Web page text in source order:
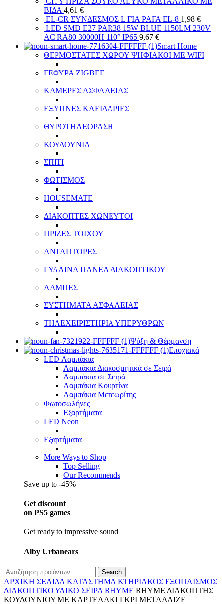
ΒΙΔΑ 4,61 €
EL-CR ΣΥΝΔΕΣΜΟΣ L ΓΙΑ ΡΑΓΑ EL-8 1,98 €
LED SMD E27 PAR38 15W BLUE 1150LM 230V
AC RA80 30000H 110° IP65 9,67 €
Smart Home
ΘΕΡΜΟΣΤΑΤΕΣ ΧΩΡΟΥ ΨΗΦΙΑΚΟΙ ΜΕ WIFI
ΓΕΦΥΡΑ ZIGBEE
ΚΑΜΕΡΕΣ ΑΣΦΑΛΕΙΑΣ
ΕΞΥΠΝΕΣ ΚΛΕΙΔΑΡΙΕΣ
ΘΥΡΟΤΗΛΕΟΡΑΣΗ
ΚΟΥΔΟΥΝΙΑ
ΣΠΙΤΙ
ΦΩΤΙΣΜΟΣ
HOUSEMATE
ΔΙΑΚΟΠΤΕΣ ΧΩΝΕΥΤΟΙ
ΠΡΙΖΕΣ ΤΟΙΧΟΥ
ΑΝΤΑΠΤΟΡΕΣ
ΓΥΑΛΙΝΑ ΠΑΝΕΛ ΔΙΑΚΟΠΤΙΚΟΥ
ΛΑΜΠΕΣ
ΣΥΣΤΗΜΑΤΑ ΑΣΦΑΛΕΙΑΣ
ΤΗΛΕΧΕΙΡΙΣΤΗΡΙΑ ΥΠΕΡΥΘΡΩΝ
Ψύξη & Θέρμανση
Εποχιακά
LED Λαμπάκια
Λαμπάκια Διακοσμητικά σε Σειρά
Λαμπάκια σε Σειρά
Λαμπάκια Κουρτίνα
Λαμπάκια Μετεωρίτης
Φωτοσωλήνες
Εξαρτήματα
LED Neon
Εξαρτήματα
More Ways to Shop
Top Selling
Our Recommends
Save up to -45%
Get discount
on PS5 games
Get ready to impressive sound
Alby Urbanears
Search
ΑΡΧΙΚΉ ΣΕΛΊΔΑ ΚΑΤΆΣΤΗΜΑ ΚΤΗΡΙΑΚΌΣ ΕΞΟΠΛΙΣΜΌΣ
ΔΙΑΚΟΠΤΙΚΌ ΥΛΙΚΌ ΣΕΙΡΆ RHYME RHYME ΔΙΑΚΟΠΤΗΣ
ΚΟΥΔΟΥΝΙΟΥ ΜΕ ΚΑΡΤΕΛΑΚΙ ΓΚΡΙ ΜΕΤΑΛΛΙΖΕ